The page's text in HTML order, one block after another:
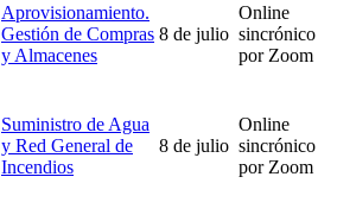
Aprovisionamiento.
Gestión de Compras
y Almacenes
8 de julio
Online
sincrónico
por Zoom
Suministro de Agua
y Red General de
Incendios
8 de julio
Online
sincrónico
por Zoom